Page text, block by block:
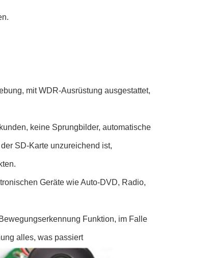
mit WDR-Ausrüstung ausgestattet,
keine Sprungbilder, automatische
SD-Karte unzureichend ist,
Geräte wie Auto-DVD, Radio,
Funktion, im Falle
alles, was passiert